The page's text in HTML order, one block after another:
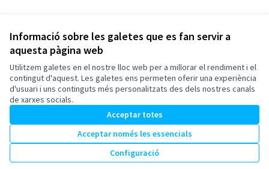
Informació sobre les galetes que es fan servir a
aquesta pàgina web
Utilitzem galetes en el nostre lloc web per a millorar el rendiment i el
contingut d'aquest. Les galetes ens permeten oferir una experiència
d'usuari i uns continguts més personalitzats des dels nostres canals
de xarxes socials.
Acceptar totes
Acceptar només les essencials
Configuració
Termes i condicions d'ús
Configuració de les galetes
Esplugues de Llobregat a X
(Enllaç extern)
Esplugues de Llobregat a Facebook
(Enllaç extern)
Esplugues de Llobregat a Instagram
(Enllaç extern)
Esplugues de Llobregat a YouTube
(Enllaç extern)
Triar la llenguaElegir el idioma
Web creada ambprogramari lliure .
Amb
(Enllaç